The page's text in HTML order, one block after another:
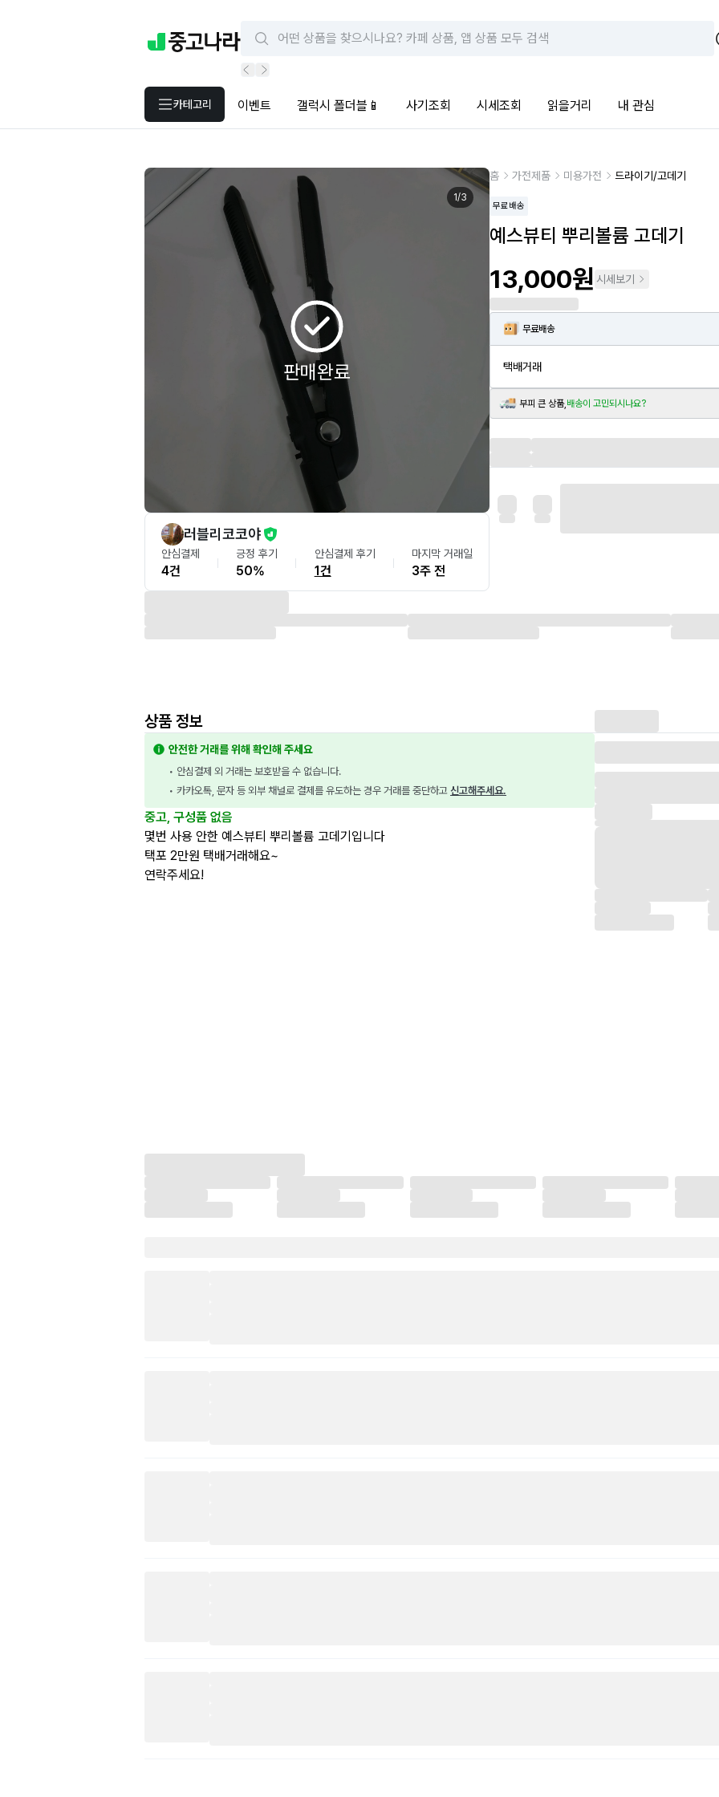
카테고리 이벤트 갤럭시 폴더블📱 사기조회 시세조회 읽을거리 내 관심
판매완료
1/3
러블리코코야
안심결제
4건
긍정 후기
50%
안심결제 후기
1건
마지막 거래일
3주 전
홈 가전제품 미용가전 드라이기/고데기
무료배송
예스뷰티 뿌리볼륨 고데기
13,000원 시세보기
무료배송
택배거래
부피 큰 상품, 배송이 고민되시나요?
상품 정보
안전한 거래를 위해 확인해 주세요
• 안심결제 외 거래는 보호받을 수 없습니다.
• 카카오톡, 문자 등 외부 채널로 결제를 유도하는 경우 거래를 중단하고 신고해주세요.
중고, 구성품 없음
몇번 사용 안한 예스뷰티 뿌리볼륨 고데기입니다
택포 2만원 택배거래해요~
연락주세요!